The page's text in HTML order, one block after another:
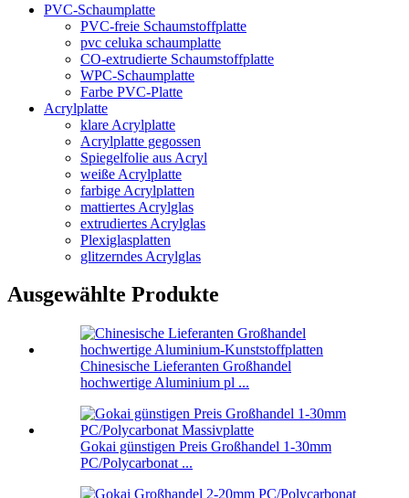
PVC-Schaumplatte
PVC-freie Schaumstoffplatte
pvc celuka schaumplatte
CO-extrudierte Schaumstoffplatte
WPC-Schaumplatte
Farbe PVC-Platte
Acrylplatte
klare Acrylplatte
Acrylplatte gegossen
Spiegelfolie aus Acryl
weiße Acrylplatte
farbige Acrylplatten
mattiertes Acrylglas
extrudiertes Acrylglas
Plexiglasplatten
glitzerndes Acrylglas
Ausgewählte Produkte
Chinesische Lieferanten Großhandel
hochwertige Aluminium pl ...
Gokai günstigen Preis Großhandel 1-30mm
PC/Polycarbonat ...